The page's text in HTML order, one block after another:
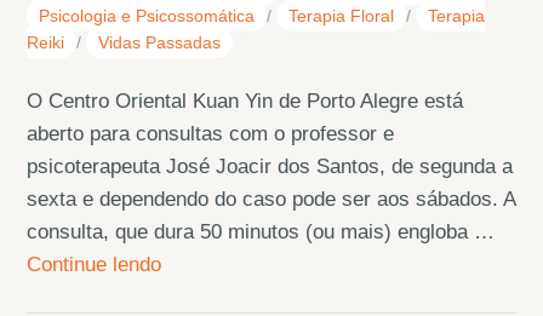
Psicologia e Psicossomática
/ Terapia Floral /
Terapia
Reiki
/ Vidas Passadas
O Centro Oriental Kuan Yin de Porto Alegre está
aberto para consultas com o professor e
psicoterapeuta José Joacir dos Santos, de segunda a
sexta e dependendo do caso pode ser aos sábados. A
consulta, que dura 50 minutos (ou mais) engloba …
Continue lendo